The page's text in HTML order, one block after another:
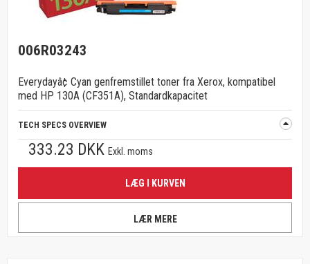
006R03243
Everydayâ¢ Cyan genfremstillet toner fra Xerox, kompatibel
med HP 130A (CF351A), Standardkapacitet
TECH SPECS OVERVIEW
333.23 DKK Exkl. moms
LÆG I KURVEN
LÆR MERE